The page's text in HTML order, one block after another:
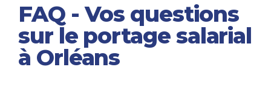
FAQ - Vos questions
sur le portage salarial
à Orléans